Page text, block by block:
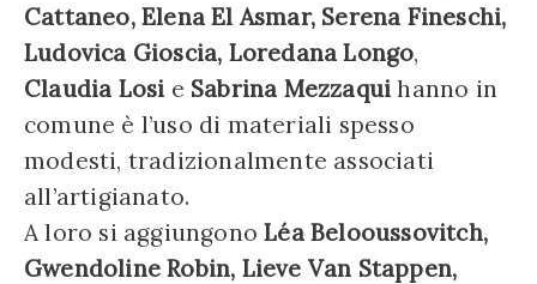
Cattaneo, Elena El Asmar, Serena Fineschi,
Ludovica Gioscia, Loredana Longo,
Claudia Losi e Sabrina Mezzaqui hanno in
comune è l’uso di materiali spesso
modesti, tradizionalmente associati
all’artigianato.
A loro si aggiungonoLéa Belooussovitch,
Gwendoline Robin, Lieve Van Stappen,